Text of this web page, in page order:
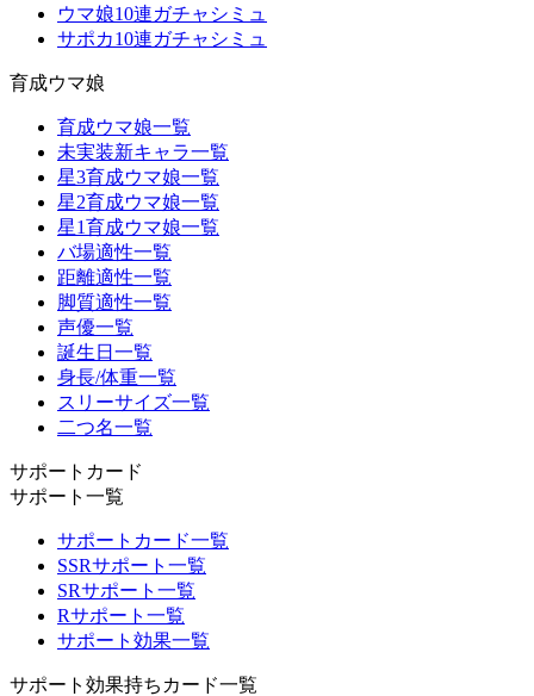
ウマ娘10連ガチャシミュ
サポカ10連ガチャシミュ
育成ウマ娘
育成ウマ娘一覧
未実装新キャラ一覧
星3育成ウマ娘一覧
星2育成ウマ娘一覧
星1育成ウマ娘一覧
バ場適性一覧
距離適性一覧
脚質適性一覧
声優一覧
誕生日一覧
身長/体重一覧
スリーサイズ一覧
二つ名一覧
サポートカード
サポート一覧
サポートカード一覧
SSRサポート一覧
SRサポート一覧
Rサポート一覧
サポート効果一覧
サポート効果持ちカード一覧